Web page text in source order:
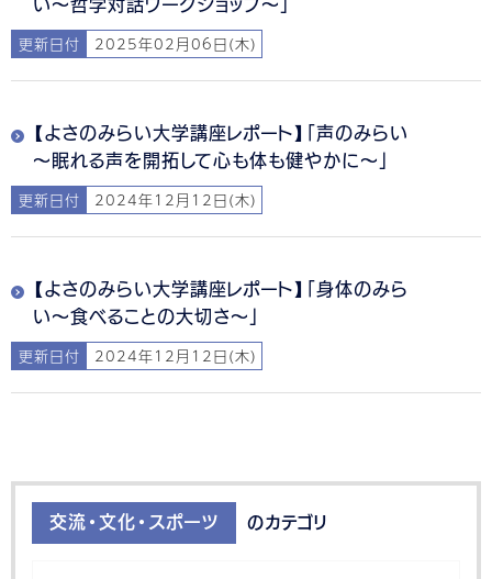
い～哲学対話ワークショップ～」
更新日付 2025年02月06日(木)
【よさのみらい大学講座レポート】「声のみらい
～眠れる声を開拓して心も体も健やかに～」
更新日付 2024年12月12日(木)
【よさのみらい大学講座レポート】「身体のみら
い～食べることの大切さ～」
更新日付 2024年12月12日(木)
交流・文化・スポーツ のカテゴリ